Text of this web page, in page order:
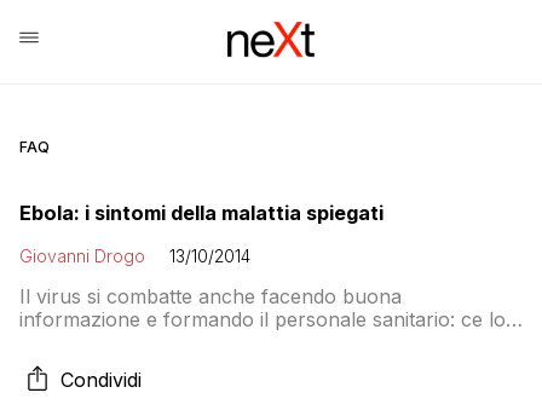
FAQ
Ebola: i sintomi della malattia spiegati
Giovanni Drogo 13/10/2014
Il virus si combatte anche facendo buona
informazione e formando il personale sanitario: ce lo
Condividi